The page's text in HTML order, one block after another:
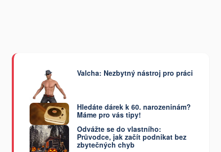
Valcha: Nezbytný nástroj pro práci
Hledáte dárek k 60. narozeninám?
Máme pro vás tipy!
Odvážte se do vlastního:
Průvodce, jak začít podnikat bez
zbytečných chyb